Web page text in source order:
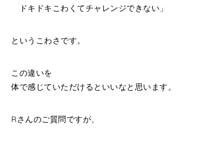
ドキドキこわくてチャレンジできない」
というこわさです。
この違いを
体で感じていただけるといいなと思います。
Rさんのご質問ですが、